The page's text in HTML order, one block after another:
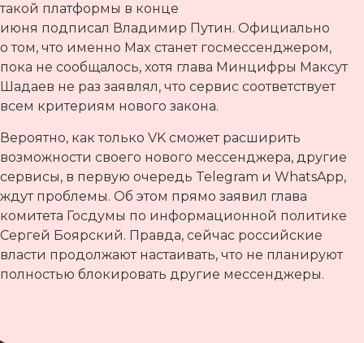
такой платформы в конце
июня подписал Владимир Путин. Официально
о том, что именно Max станет госмессенджером,
пока не сообщалось, хотя глава Минцифры Максут
Шадаев не раз заявлял, что сервис соответствует
всем критериям нового закона.
Вероятно, как только VK сможет расширить
возможности своего нового мессенджера, другие
сервисы, в первую очередь Telegram и WhatsApp,
ждут проблемы. Об этом прямо заявил глава
комитета Госдумы по информационной политике
Сергей Боярский. Правда, сейчас российские
власти продолжают настаивать, что не планируют
полностью блокировать другие мессенджеры.